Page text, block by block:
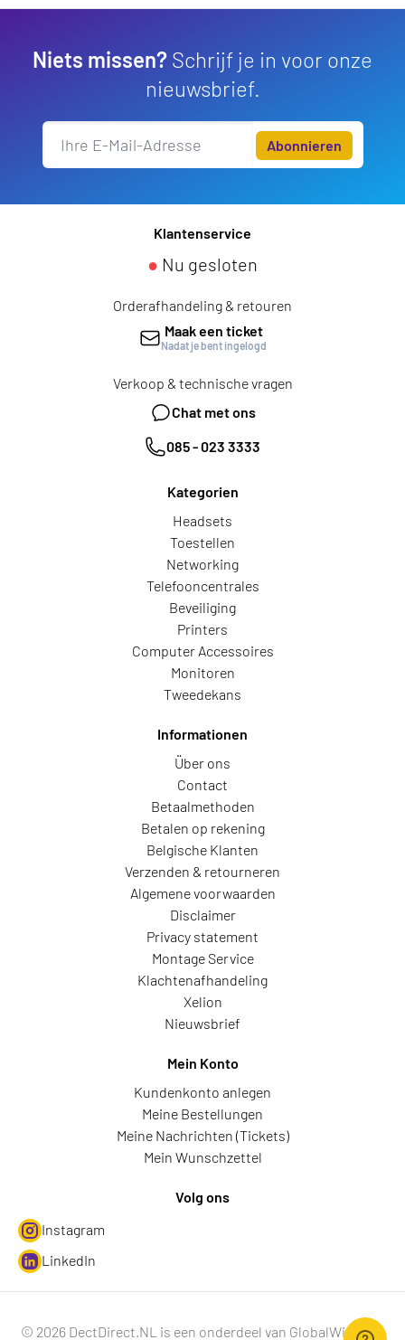
Niets missen? Schrijf je in voor onze
nieuwsbrief.
Abonnieren
Klantenservice
● Nu gesloten
Orderafhandeling & retouren
Maak een ticket
Nadat je bent ingelogd
Verkoop & technische vragen
Chat met ons
085 - 023 3333
Kategorien
Headsets
Toestellen
Networking
Telefooncentrales
Beveiliging
Printers
Computer Accessoires
Monitoren
Tweedekans
Informationen
Über ons
Contact
Betaalmethoden
Betalen op rekening
Belgische Klanten
Verzenden & retourneren
Algemene voorwaarden
Disclaimer
Privacy statement
Montage Service
Klachtenafhandeling
Xelion
Nieuwsbrief
Mein Konto
Kundenkonto anlegen
Meine Bestellungen
Meine Nachrichten (Tickets)
Mein Wunschzettel
Volg ons
Instagram
LinkedIn
© 2026 DectDirect.NL is een onderdeel van GlobalWire B.V.